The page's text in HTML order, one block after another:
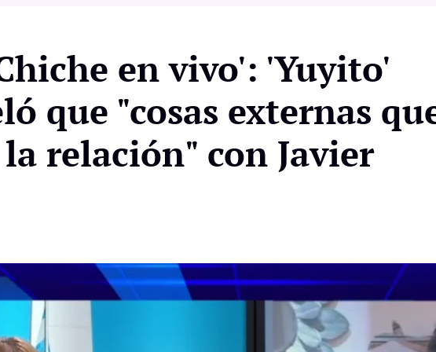
en vivo': 'Yuyito'
que "cosas externas
relación" con Javier